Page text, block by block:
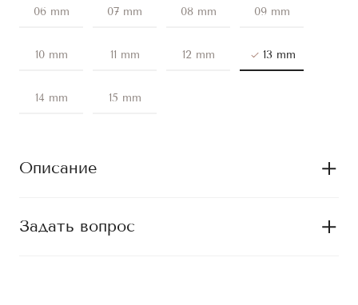
06 mm
07 mm 08 mm 09 mm
10 mm 11 mm 12 mm 13 mm
14 mm 15 mm
Описание
Задать вопрос